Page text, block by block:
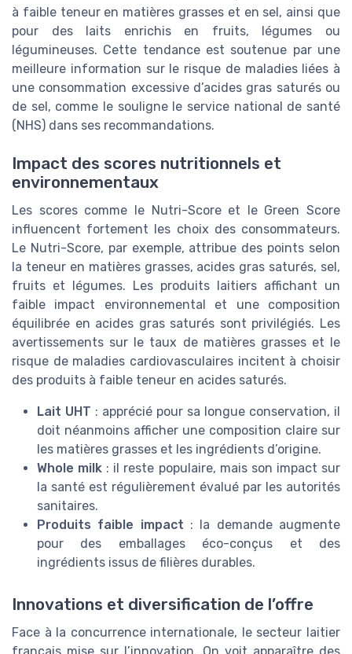
à faible teneur en matières grasses et en sel, ainsi que
pour des laits enrichis en fruits, légumes ou
légumineuses. Cette tendance est soutenue par une
meilleure information sur le risque de maladies liées à
une consommation excessive d’acides gras saturés ou
de sel, comme le souligne le service national de santé
(NHS) dans ses recommandations.
Impact des scores nutritionnels et
environnementaux
Les scores comme le Nutri-Score et le Green Score
influencent fortement les choix des consommateurs.
Le Nutri-Score, par exemple, attribue des points selon
la teneur en matières grasses, acides gras saturés, sel,
fruits et légumes. Les produits laitiers affichant un
faible impact environnemental et une composition
équilibrée en acides gras saturés sont privilégiés. Les
avertissements sur le taux de matières grasses et le
risque de maladies cardiovasculaires incitent à choisir
des produits à faible teneur en acides saturés.
Lait UHT : apprécié pour sa longue conservation, il
doit néanmoins afficher une composition claire sur
les matières grasses et les ingrédients d’origine.
Whole milk : il reste populaire, mais son impact sur
la santé est régulièrement évalué par les autorités
sanitaires.
Produits faible impact : la demande augmente
pour des emballages éco-conçus et des
ingrédients issus de filières durables.
Innovations et diversification de l’offre
Face à la concurrence internationale, le secteur laitier